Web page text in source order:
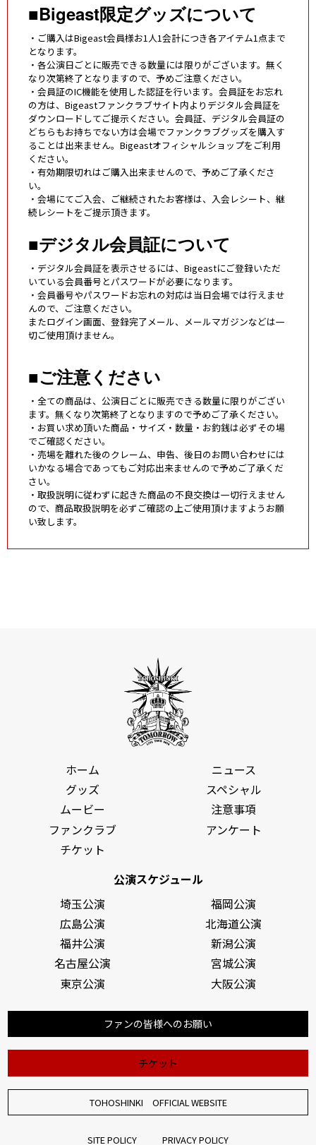
■Bigeast限定グッズについて
・ご購入はBigeast会員様お1人1会計につき各アイテム1点まで
となります。
・各公演日ごとに販売できる数量には限りがございます。無く
なり次第終了となりますので、予めご注意ください。
・会員証のIC機能を使用した認証を行います。会員証をお忘れ
の方は、Bigeastファンクラブサイト内よりデジタル会員証を
ダウンロードしてご提示ください。会員証、デジタル会員証の
どちらもお持ちでない方は会場でファンクラブグッズを購入す
ることは出来ません。Bigeastオフィシャルショップをご利用
ください。
・有効期限切れはご購入出来ませんので、予めご了承くださ
い。
・会場にてご入会、ご継続されたお客様は、入会レシート、継
続レシートをご提示頂きます。
■デジタル会員証について
・デジタル会員証を表示させるには、Bigeastにご登録いただ
いている会員番号とパスワードが必要になります。
・会員番号やパスワードお忘れの対応は当日会場では行えませ
んので、ご注意ください。
またログイン画面、登録完了メール、メールマガジンなどは一
切ご使用頂けません。
■ご注意ください
・全ての商品は、公演日ごとに販売できる数量に限りがござい
ます。無くなり次第終了となりますので予めご了承ください。
・お買い求め頂いた商品・サイズ・数量・お釣銭は必ずその場
でご確認ください。
・売場を離れた後のクレーム、申告、後日のお問い合わせには
いかなる場合であってもご対応出来ませんので予めご了承くだ
さい。
・取扱説明に従わずに起きた商品の不良交換は一切行えません
ので、商品取扱説明を必ずご確認の上ご使用頂けますようお願
い致します。
ホーム
ニュース
グッズ
スペシャル
ムービー
注意事項
ファンクラブ
アンケート
チケット
公演スケジュール
埼玉公演
福岡公演
広島公演
北海道公演
福井公演
新潟公演
名古屋公演
宮城公演
東京公演
大阪公演
ファンの皆様へのお願い
チケット
TOHOSHINKI OFFICIAL WEBSITE
SITE POLICY PRIVACY POLICY